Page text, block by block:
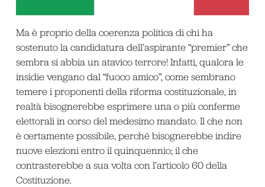
Ma è proprio della coerenza politica di chi ha
sostenuto la candidatura dell’aspirante “premier” che
sembra si abbia un atavico terrore! Infatti, qualora le
insidie vengano dal “fuoco amico”, come sembrano
temere i proponenti della riforma costituzionale, in
realtà bisognerebbe esprimere una o più conferme
elettorali in corso del medesimo mandato. Il che non
è certamente possibile, perché bisognerebbe indire
nuove elezioni entro il quinquennio; il che
contrasterebbe a sua volta con l’articolo 60 della
Costituzione.